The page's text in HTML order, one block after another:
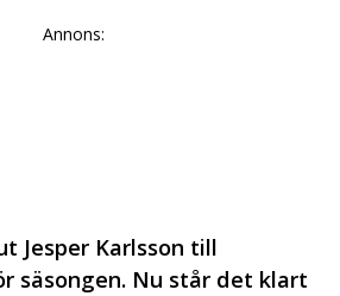
Annons:
Jesper Karlsson till
säsongen. Nu står det klart